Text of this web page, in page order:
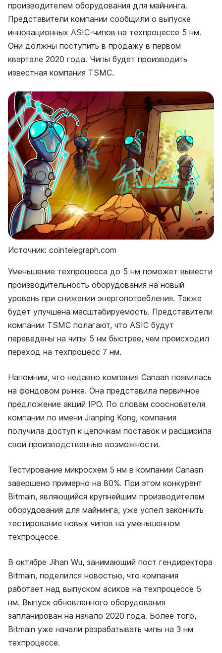
производителем оборудования для майнинга.
Представители компании сообщили о выпуске
инновационных ASIC-чипов на техпроцессе 5 нм.
Они должны поступить в продажу в первом
квартале 2020 года. Чипы будет производить
известная компания TSMC.
Источник: cointelegraph.com
Уменьшение техпроцесса до 5 нм поможет вывести
производительность оборудования на новый
уровень при снижении энергопотребления. Также
будет улучшена масштабируемость. Представители
компании TSMC полагают, что ASIC будут
переведены на чипы 5 нм быстрее, чем происходил
переход на техпроцесс 7 нм.
Напомним, что недавно компания Canaan появилась
на фондовом рынке. Она представила первичное
предложение акций IPO. По словам сооснователя
компании по имени Jianping Kong, компания
получила доступ к цепочкам поставок и расширила
свои производственные возможности.
Тестирование микросхем 5 нм в компании Canaan
завершено примерно на 80%. При этом конкурент
Bitmain, являющийся крупнейшим производителем
оборудования для майнинга, уже успел закончить
тестирование новых чипов на уменьшенном
техпроцессе.
В октябре Jihan Wu, занимающий пост гендиректора
Bitmain, поделился новостью, что компания
работает над выпуском асиков на техпроцессе 5
нм. Выпуск обновленного оборудования
запланирован на начало 2020 года. Более того,
Bitmain уже начали разрабатывать чипы на 3 нм
техпроцессе.